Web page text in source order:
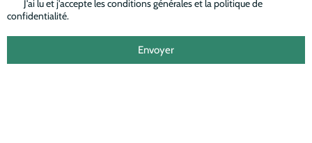
J'ai lu et j'accepte les conditions générales et la politique de
confidentialité.
Envoyer